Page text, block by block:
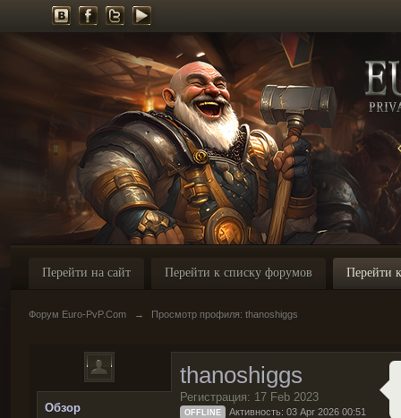
Перейти на сайт Перейти к списку форумов Перейти
Форум Euro-PvP.Com → Просмотр профиля: thanoshiggs
Обзор
thanoshiggs
Регистрация: 17 Feb 2023
OFFLINE Активность: 03 Apr 2026 00:51